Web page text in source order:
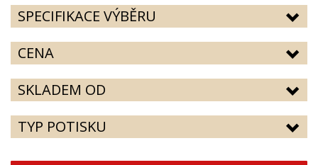
SPECIFIKACE VÝBĚRU
CENA
SKLADEM OD
TYP POTISKU